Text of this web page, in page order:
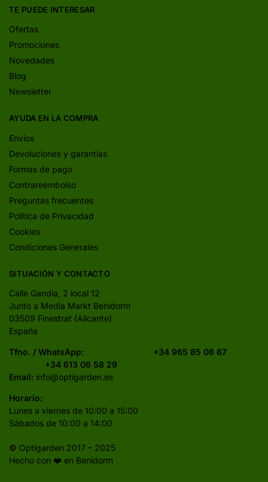
TE PUEDE INTERESAR
Ofertas
Promociones
Novedades
Blog
Newsletter
AYUDA EN LA COMPRA
Envíos
Devoluciones y garantías
Formas de pago
Contrareembolso
Preguntas frecuentes
Política de Privacidad
Cookies
Condiciones Generales
SITUACIÓN Y CONTACTO
Calle Gandia, 2 local 12
Junto a Media Markt Benidorm
03509 Finestrat (Alicante)
España
Tfno. / WhatsApp: +34 965 85 06 67
+34 613 06 58 29
Email: info@optigarden.es
Horario:
Lunes a viernes de 10:00 a 15:00
Sábados de 10:00 a 14:00
© Optigarden 2017 – 2025
Hecho con ❤️ en Benidorm